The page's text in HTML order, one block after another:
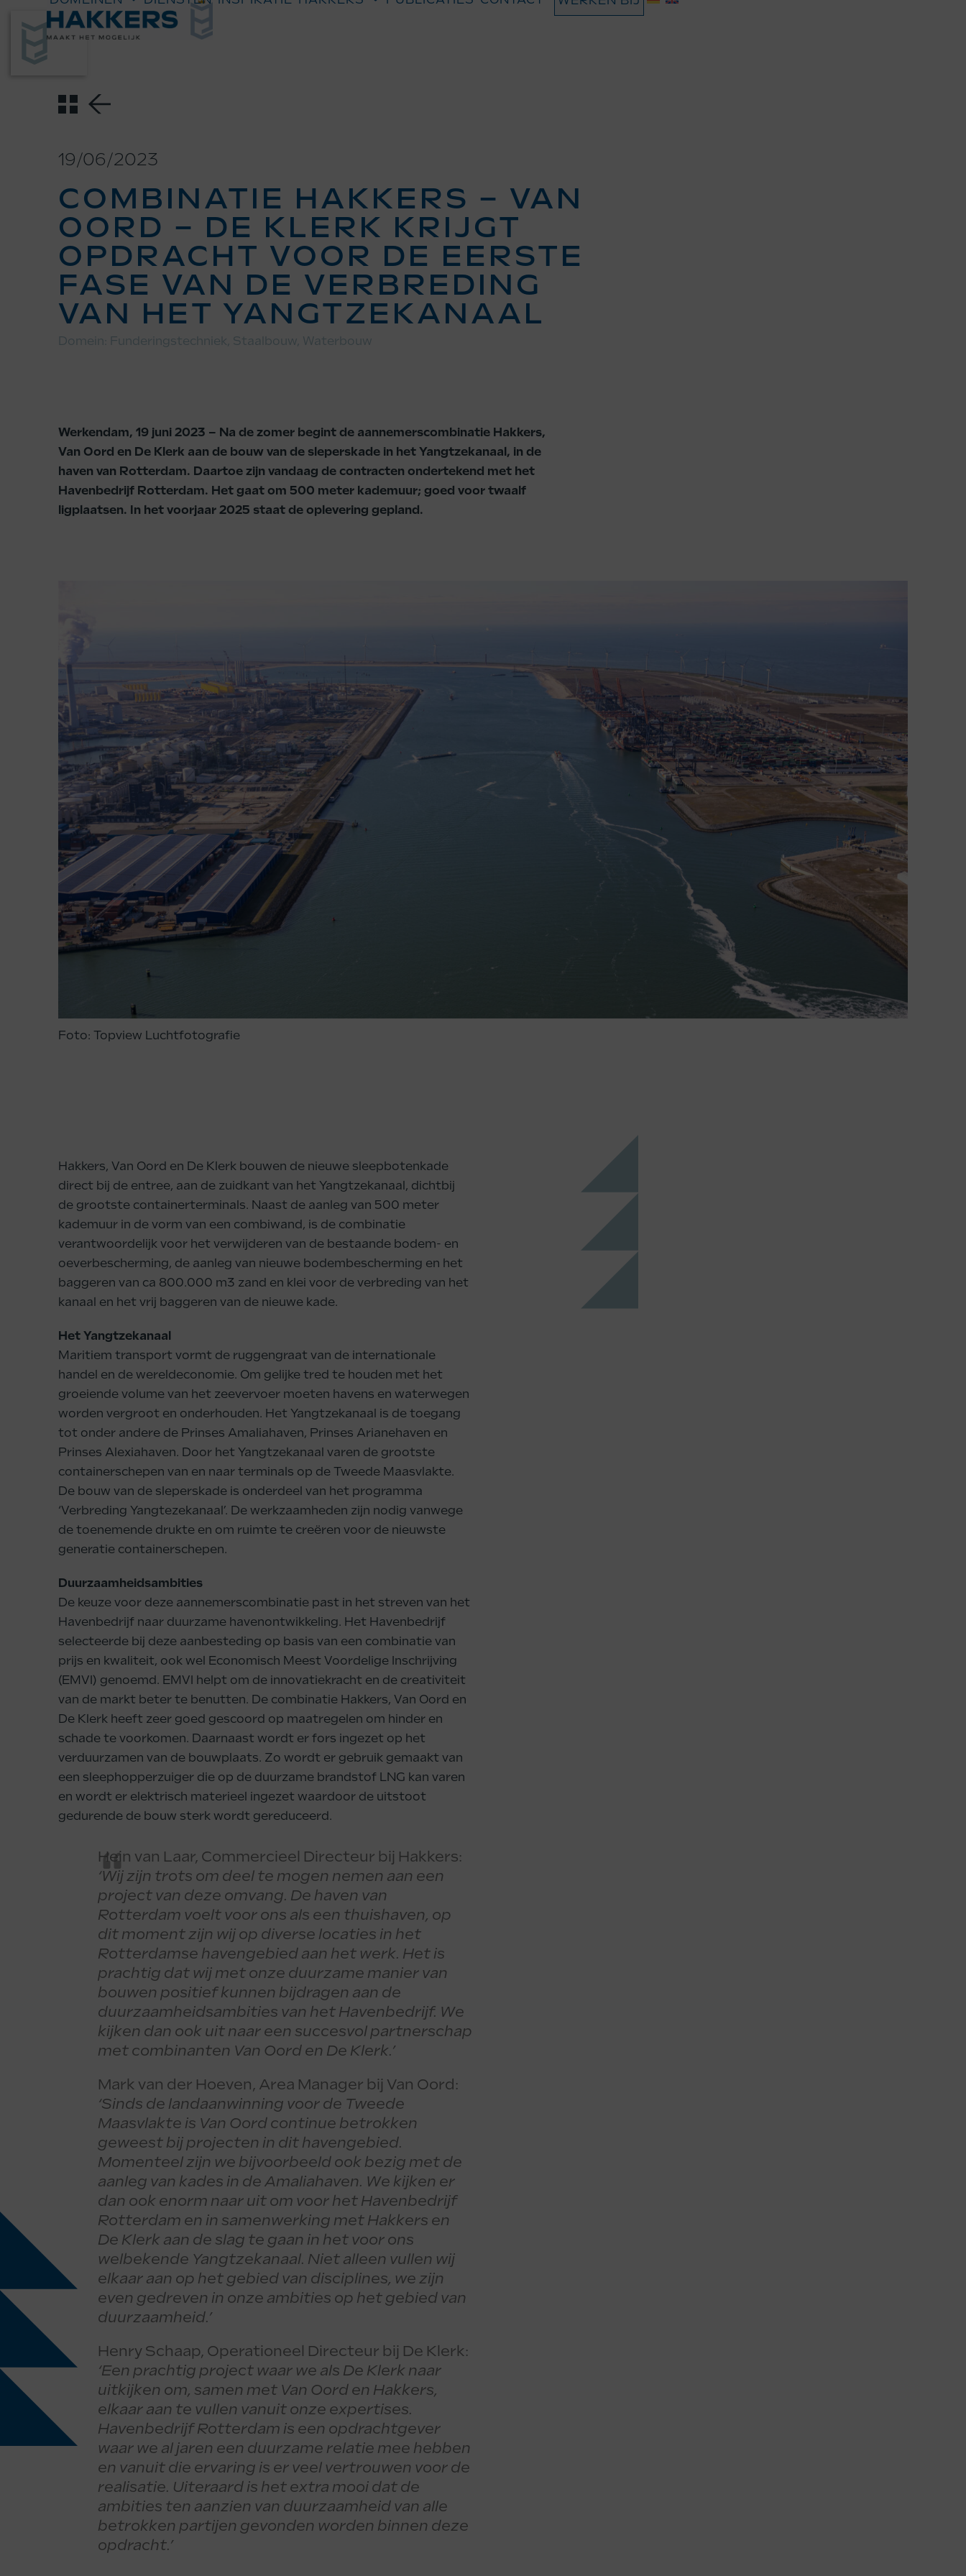
to
content
19/06/2023
COMBINATIE HAKKERS – VAN
OORD – DE KLERK KRIJGT
OPDRACHT VOOR DE EERSTE
FASE VAN DE VERBREDING
VAN HET YANGTZEKANAAL
Domein: Funderingstechniek Staalbouw, Waterbouw
Werkendam, 19 juni 2023 – Na de zomer begint de aannemerscombinatie Hakkers,
Van Oord en De Klerk aan de bouw van de sleperskade in het Yangtzekanaal, in de
haven van Rotterdam. Daartoe zijn vandaag de contracten ondertekend met het
Havenbedrijf Rotterdam. Het gaat om 500 meter kademuur; goed voor twaalf
ligplaatsen. In het voorjaar 2025 staat de oplevering gepland.
Foto: Topview Luchtfotografie
Hakkers, Van Oord en De Klerk bouwen de nieuwe sleepbotenkade
direct bij de entree, aan de zuidkant van het Yangtzekanaal, dichtbij
de grootste containerterminals. Naast de aanleg van 500 meter
kademuur in de vorm van een combiwand, is de combinatie
verantwoordelijk voor het verwijderen van de bestaande bodem- en
oeverbescherming, de aanleg van nieuwe bodembescherming en het
baggeren van ca 800.000 m3 zand en klei voor de verbreding van het
kanaal en het vrij baggeren van de nieuwe kade.
Het Yangtzekanaal
Maritiem transport vormt de ruggengraat van de internationale
handel en de wereldeconomie. Om gelijke tred te houden met het
groeiende volume van het zeevervoer moeten havens en waterwegen
worden vergroot en onderhouden. Het Yangtzekanaal is de toegang
tot onder andere de Prinses Amaliahaven, Prinses Arianehaven en
Prinses Alexiahaven. Door het Yangtzekanaal varen de grootste
containerschepen van en naar terminals op de Tweede Maasvlakte.
De bouw van de sleperskade is onderdeel van het programma
‘Verbreding Yangtezekanaal’. De werkzaamheden zijn nodig vanwege
de toenemende drukte en om ruimte te creëren voor de nieuwste
generatie containerschepen.
Duurzaamheidsambities
De keuze voor deze aannemerscombinatie past in het streven van het
Havenbedrijf naar duurzame havenontwikkeling. Het Havenbedrijf
selecteerde bij deze aanbesteding op basis van een combinatie van
prijs en kwaliteit, ook wel Economisch Meest Voordelige Inschrijving
(EMVI) genoemd. EMVI helpt om de innovatiekracht en de creativiteit
van de markt beter te benutten. De combinatie Hakkers, Van Oord en
De Klerk heeft zeer goed gescoord op maatregelen om hinder en
schade te voorkomen. Daarnaast wordt er fors ingezet op het
verduurzamen van de bouwplaats. Zo wordt er gebruik gemaakt van
een sleephopperzuiger die op de duurzame brandstof LNG kan varen
en wordt er elektrisch materieel ingezet waardoor de uitstoot
gedurende de bouw sterk wordt gereduceerd.
Hein van Laar, Commercieel Directeur bij Hakkers:
‘Wij zijn trots om deel te mogen nemen aan een
project van deze omvang. De haven van
Rotterdam voelt voor ons als een thuishaven, op
dit moment zijn wij op diverse locaties in het
Rotterdamse havengebied aan het werk. Het is
prachtig dat wij met onze duurzame manier van
bouwen positief kunnen bijdragen aan de
duurzaamheidsambities van het Havenbedrijf. We
kijken dan ook uit naar een succesvol partnerschap
met combinanten Van Oord en De Klerk.’
Mark van der Hoeven, Area Manager bij Van Oord:
‘Sinds de landaanwinning voor de Tweede
Maasvlakte is Van Oord continue betrokken
geweest bij projecten in dit havengebied.
Momenteel zijn we bijvoorbeeld ook bezig met de
aanleg van kades in de Amaliahaven. We kijken er
dan ook enorm naar uit om voor het Havenbedrijf
Rotterdam en in samenwerking met Hakkers en
De Klerk aan de slag te gaan in het voor ons
welbekende Yangtzekanaal. Niet alleen vullen wij
elkaar aan op het gebied van disciplines, we zijn
even gedreven in onze ambities op het gebied van
duurzaamheid.’
Henry Schaap, Operationeel Directeur bij De Klerk:
‘Een prachtig project waar we als De Klerk naar
uitkijken om, samen met Van Oord en Hakkers,
elkaar aan te vullen vanuit onze expertises.
Havenbedrijf Rotterdam is een opdrachtgever
waar we al jaren een duurzame relatie mee hebben
en vanuit die ervaring is er veel vertrouwen voor de
realisatie. Uiteraard is het extra mooi dat de
ambities ten aanzien van duurzaamheid van alle
betrokken partijen gevonden worden binnen deze
opdracht.’